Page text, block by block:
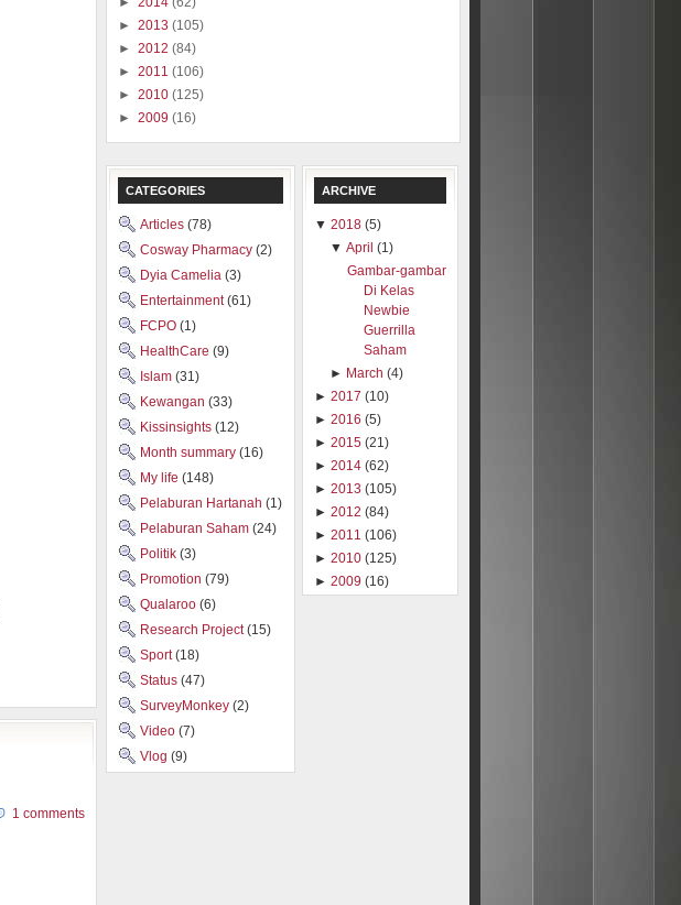
1 comments
► 2013 (105)
► 2012 (84)
► 2011 (106)
► 2010 (125)
► 2009 (16)
CATEGORIES
Articles (78)
Cosway Pharmacy (2)
Dyia Camelia (3)
Entertainment(61)
FCPO (1)
HealthCare (9)
Islam (31)
Kewangan (33)
Kissinsights (12)
Month summary (16)
My life (148)
Pelaburan Hartanah (1)
Pelaburan Saham (24)
Politik (3)
Promotion (79)
Qualaroo (6)
Research Project(15)
Sport(18)
Status (47)
SurveyMonkey (2)
Video (7)
Vlog (9)
ARCHIVE
▼ 2018 (5)
▼April (1)
Gambar-gambar
Di Kelas
Newbie
Guerrilla
Saham
► March (4)
► 2017 (10)
► 2016 (5)
► 2015 (21)
► 2014 (62)
► 2013 (105)
► 2012 (84)
► 2011 (106)
► 2010 (125)
► 2009 (16)